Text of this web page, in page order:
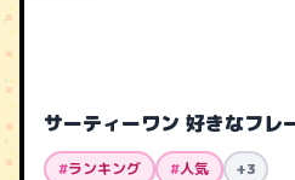
サーティーワン 好きなフレ
#ランキング #人気 +3